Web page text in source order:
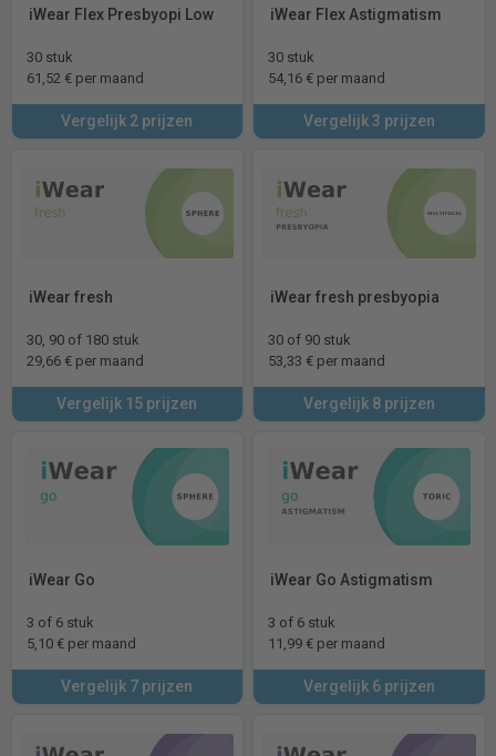
iWear Flex Presbyopi Low
30 stuk
61,52 € per maand
Vergelijk 2 prijzen
iWear Flex Astigmatism
30 stuk
54,16 € per maand
Vergelijk 3 prijzen
iWear fresh
30, 90 of 180 stuk
29,66 € per maand
Vergelijk 15 prijzen
iWear fresh presbyopia
30 of 90 stuk
53,33 € per maand
Vergelijk 8 prijzen
iWear Go
3 of 6 stuk
5,10 € per maand
Vergelijk 7 prijzen
iWear Go Astigmatism
3 of 6 stuk
11,99 € per maand
Vergelijk 6 prijzen